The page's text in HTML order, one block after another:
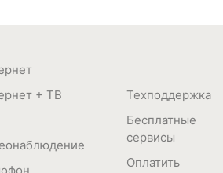
+ ТВ
Техподдержка
Бесплатные
сервисы
Оплатить